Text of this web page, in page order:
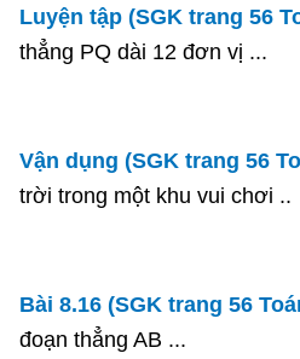
Luyện tập (SGK trang 56
thẳng PQ dài 12 đơn vị ...
Vận dụng (SGK trang 56
trời trong một khu vui chơi ..
Bài 8.16 (SGK trang 56
đoạn thẳng AB ...